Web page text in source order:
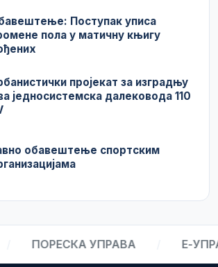
Поступак уписа
пола у матичну књигу
пројекат за изградњу
једносистемска далековода 110
обавештење спортским
ПОРЕСКА УПРАВА Е-